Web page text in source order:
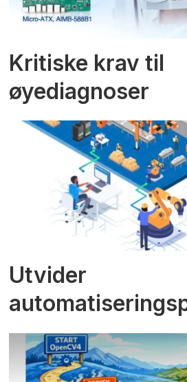
Kritiske krav til
øyediagnoser
Utvider